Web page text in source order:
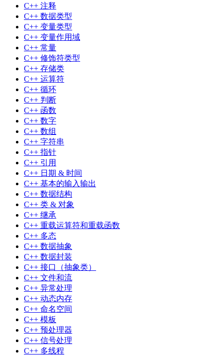
C++ 注释
C++ 数据类型
C++ 变量类型
C++ 变量作用域
C++ 常量
C++ 修饰符类型
C++ 存储类
C++ 运算符
C++ 循环
C++ 判断
C++ 函数
C++ 数字
C++ 数组
C++ 字符串
C++ 指针
C++ 引用
C++ 日期 & 时间
C++ 基本的输入输出
C++ 数据结构
C++ 类 & 对象
C++ 继承
C++ 重载运算符和重载函数
C++ 多态
C++ 数据抽象
C++ 数据封装
C++ 接口（抽象类）
C++ 文件和流
C++ 异常处理
C++ 动态内存
C++ 命名空间
C++ 模板
C++ 预处理器
C++ 信号处理
C++ 多线程